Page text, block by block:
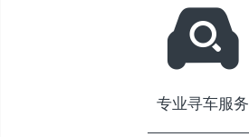
专业寻车服务